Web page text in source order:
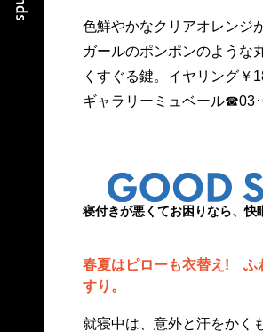
色鮮やかなクリアオレン
ガールのポンポンのような
くすぐる鍵。イヤリング￥
ギャラリーミュベール☎03･
寝付きが悪くてお困りなら、快
春夏はピローも衣替え! ふ
すり。
就寝中は、意外と汗をかく